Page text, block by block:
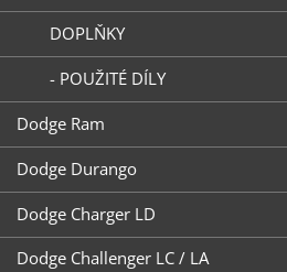
DOPLŇKY
- POUŽITÉ DÍLY
Dodge Ram
Dodge Durango
Dodge Charger LD
Dodge Challenger LC / LA